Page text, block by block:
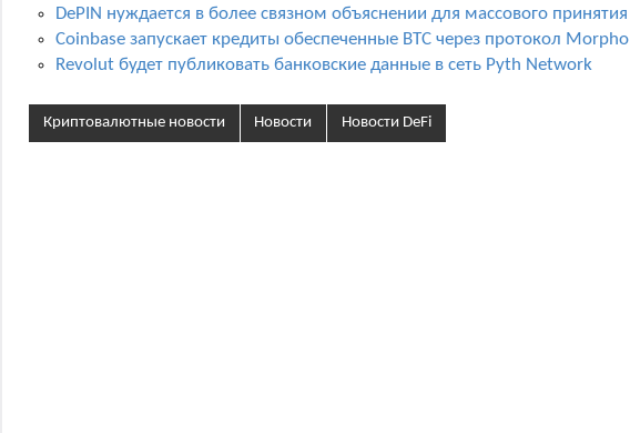
DePIN нуждается в более связном объяснении для массового принятия
Coinbase запускает кредиты обеспеченные BTC через протокол Morpho
Revolut будет публиковать банковские данные в сеть Pyth Network
Криптовалютные новости Новости Новости DeFi